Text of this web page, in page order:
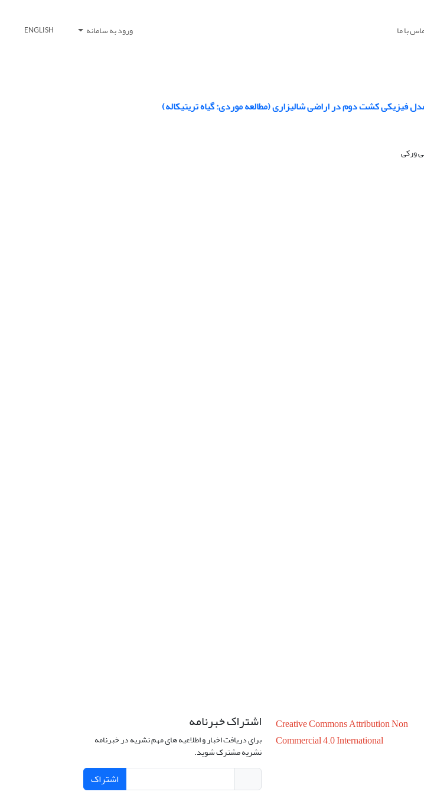
با ما ورود به سامانه ENGLISH
فیزیکی کشت دوم در اراضی شالیزاری (مطالعه موردی: گیاه تریتیکاله)
ورکی
Creative Commons Attribution Non
Commercial 4.0 International
اشتراک خبرنامه
برای دریافت اخبار و اطلاعیه های مهم نشریه در خبرنامه
نشریه مشترک شوید.
اشتراک